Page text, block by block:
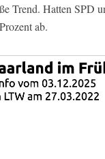
Trend. Hatten SPD
ab.